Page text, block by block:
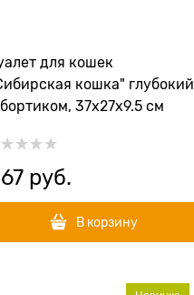
для кошек
кошка" глубокий
37x27x9.5 см
руб.
В корзину